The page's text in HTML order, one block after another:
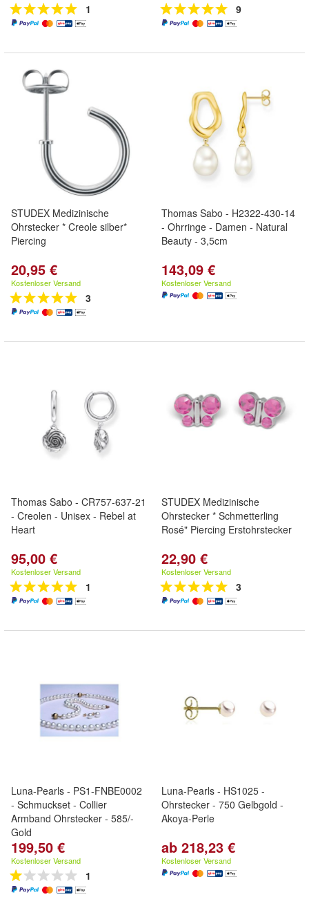
1 9
STUDEX Medizinische
Ohrstecker * Creole silber*
Piercing
20,95 €
Kostenloser Versand
3
Thomas Sabo - H2322-430-14
- Ohrringe - Damen - Natural
Beauty - 3,5cm
143,09 €
Kostenloser Versand
Thomas Sabo - CR757-637-21
- Creolen - Unisex - Rebel at
Heart
95,00 €
Kostenloser Versand
1
STUDEX Medizinische
Ohrstecker * Schmetterling
Rosé" Piercing Erstohrstecker
22,90 €
Kostenloser Versand
3
Luna-Pearls - PS1-FNBE0002
- Schmuckset - Collier
Armband Ohrstecker - 585/-
Gold
199,50 €
Kostenloser Versand
1
Luna-Pearls - HS1025 -
Ohrstecker - 750 Gelbgold -
Akoya-Perle
ab 218,23 €
Kostenloser Versand